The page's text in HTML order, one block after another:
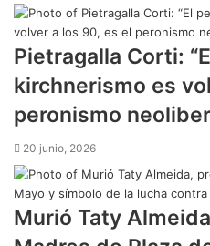
Pietragalla Corti:
kirchnerismo es
peronismo
20 junio, 2026
Murió Taty